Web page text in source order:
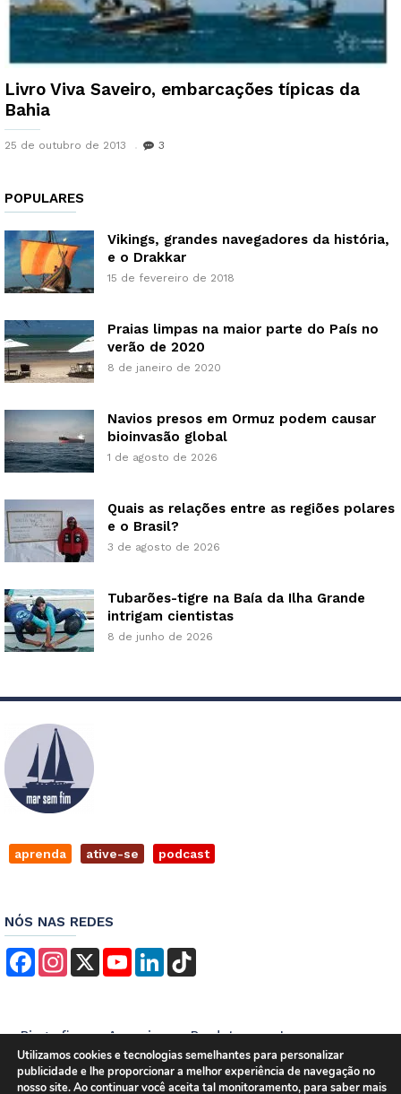
Livro Viva Saveiro, embarcações típicas da
Bahia
25 de outubro de 2013 3
POPULARES
Vikings, grandes navegadores da história,
e o Drakkar
15 de fevereiro de 2018
Praias limpas na maior parte do País no
verão de 2020
8 de janeiro de 2020
Navios presos em Ormuz podem causar
bioinvasão global
1 de agosto de 2026
Quais as relações entre as regiões polares
e o Brasil?
3 de agosto de 2026
Tubarões-tigre na Baía da Ilha Grande
intrigam cientistas
8 de junho de 2026
aprenda ative-se podcast
NÓS NAS REDES
FacebookInstagram
X YouTubeLinkedIn
Biografia Anuncie Produtos
Imprensa
Contato
Empregos
Termos de Serviços
Política de Privacidade
Utilizamos cookies e tecnologias semelhantes para personalizar
publicidade e lhe proporcionar a melhor experiência de navegação no
nosso site. Ao continuar você aceita tal monitoramento, para saber mais